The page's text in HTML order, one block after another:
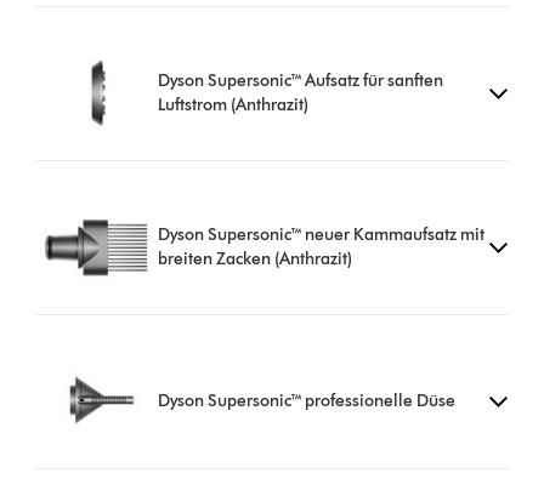
Dyson Supersonic™ Aufsatz für sanften
Luftstrom (Anthrazit)
Dyson Supersonic™ neuer Kammaufsatz mit
breiten Zacken (Anthrazit)
Dyson Supersonic™ professionelle Düse